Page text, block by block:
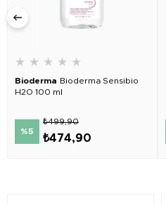
★ ★ ★ ★ ★
Bioderma Bioderma Sensibio
H2O 100 ml
%5
₺474,90
₺499,90